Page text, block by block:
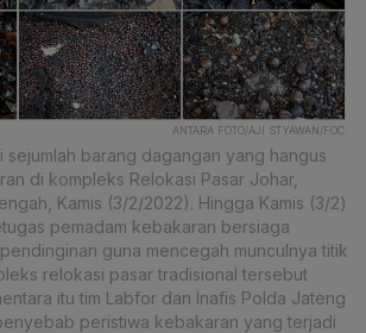
ANTARA FOTO/AJI STYAWAN/FOC.
sejumlah barang dagangan yang hangus
di kompleks Relokasi Pasar Johar,
Kamis (3/2/2022). Hingga Kamis (3/2)
pemadam kebakaran bersiaga
guna mencegah munculnya titik
relokasi pasar tradisional tersebut
itu tim Labfor dan Inafis Polda Jateng
peristiwa kebakaran yang terjadi